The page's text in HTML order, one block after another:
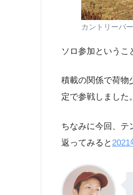
カントリーパ
ソロ参加というこ
積載の関係で荷物
定で参戦しました。
ちなみに今回、テ
返ってみると2021